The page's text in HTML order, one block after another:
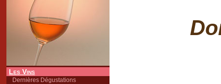
Les Vins
Dernières Dégustations